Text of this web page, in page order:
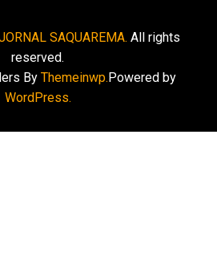
SAQUAREMA. All rights
reserved.
By Themeinwp.Powered by
WordPress.